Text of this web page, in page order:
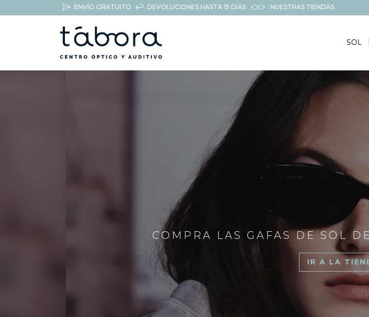
ENVÍO GRATUITO DEVOLUCIONES HASTA 15 DÍAS NUESTRAS TIENDAS
SOL
COMPRA LAS GAFAS DE SOL
IR A LA